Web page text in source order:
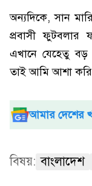
অন্যদিকে, সান
প্রবাসী ফুটবলার
এখানে যেহেতু বড়
তাই আমি আশা
আমার দেশের
বিষয়: বাংলাদেশ